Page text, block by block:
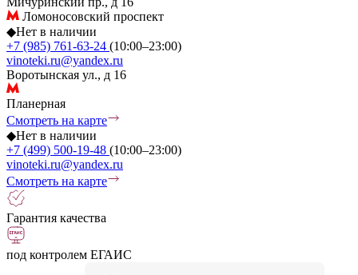
Ломоносовский проспект
◆Нет в наличии
+7 (985) 761-63-24 (10:00–23:00)
vinoteki.ru@yandex.ru
Воротынская ул., д 16
Планерная
Смотреть на карте
◆Нет в наличии
+7 (499) 500-19-48 (10:00–23:00)
vinoteki.ru@yandex.ru
Смотреть на карте
Гарантия качества
под контролем ЕГАИС